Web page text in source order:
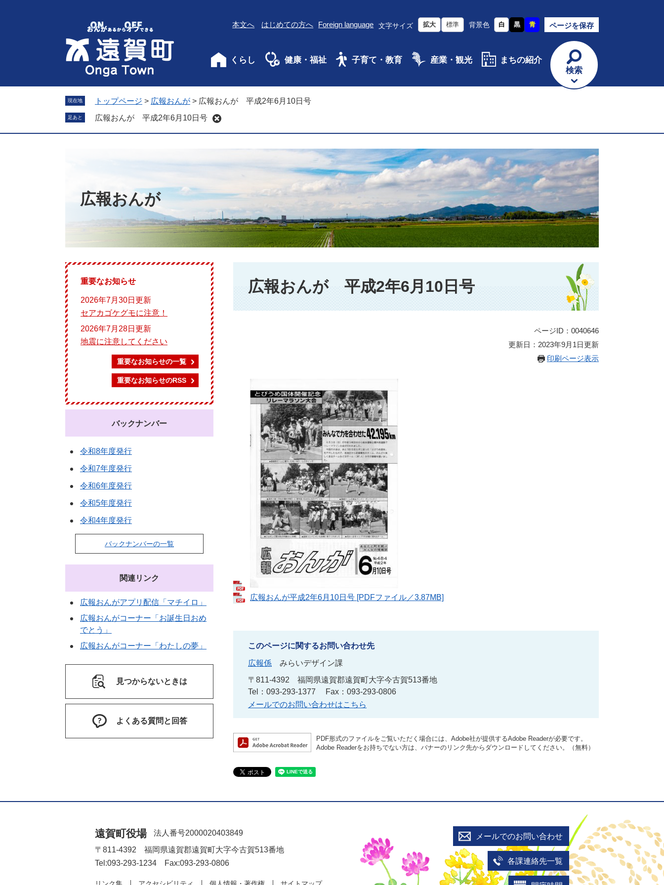
す
し
へ
本文へ はじめての方へ Foreign language 文字サイズ 拡大 標準 背景色 白 黒 青 ページを保存
くらし 健康・福祉 子育て・教育 産業・観光
まちの紹介
検索
現在地 トップページ > 広報おんが > 広報おんが 平成2年6月10日号
足あと 広報おんが 平成2年6月10日号
広報おんが
広報おんが 平成2年6月10日号
ページID：0040646
更新日：2023年9月1日更新
印刷ページ表示
広報おんが平成2年6月10日号 [PDFファイル／3.87MB]
このページに関するお問い合わせ先
広報係
みらいデザイン課
〒811-4392
福岡県遠賀郡遠賀町大字今古賀513番地
Tel：093-293-1377
Fax：093-293-0806
メールでのお問い合わせはこちら
PDF形式のファイルをご覧いただく場合には、Adobe社が提供するAdobe Readerが必要です。
Adobe Readerをお持ちでない方は、バナーのリンク先からダウンロードしてください。（無料）
重要なお知らせ
2026年7月30日更新
セアカゴケグモに注意！
2026年7月28日更新
地震に注意してください
重要なお知らせの一覧
重要なお知らせのRSS
バックナンバー
令和8年度発行
令和7年度発行
令和6年度発行
令和5年度発行
令和4年度発行
バックナンバーの一覧
関連リンク
広報おんがアプリ配信「マチイロ」
広報おんがコーナー「お誕生日おめ
でとう」
広報おんがコーナー「わたしの夢」
見つからないときは
よくある質問と回答
遠賀町役場
法人番号2000020403849
〒811-4392 福岡県遠賀郡遠賀町大字今古賀513番地
Tel:093-293-1234 Fax:093-293-0806
リンク集 アクセシビリティ 個人情報・著作権 サイトマップ
メールでのお問い合わせ
各課連絡先一覧